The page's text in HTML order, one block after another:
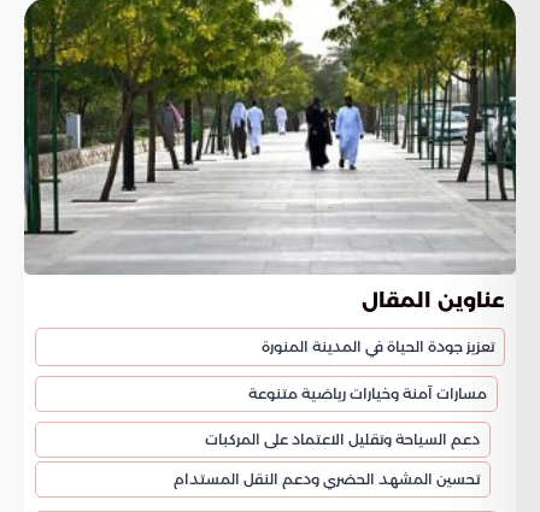
عناوين المقال
تعزيز جودة الحياة في المدينة المنورة
مسارات آمنة وخيارات رياضية متنوعة
دعم السياحة وتقليل الاعتماد على المركبات
تحسين المشهد الحضري ودعم النقل المستدام